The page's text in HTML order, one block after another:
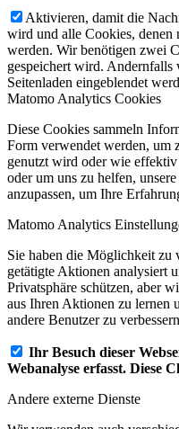
Aktivieren, damit die
wird und alle Cookies, denen
werden. Wir benötigen zwei
gespeichert wird.
Seitenladen eingeblendet
Matomo Analytics Cookies
Diese Cookies sammeln
Form verwendet werden, um
genutzt wird oder wie
oder um uns zu helfen,
anzupassen, um Ihre
Matomo Analytics
Sie haben die Möglichkeit zu
getätigte Aktionen analysiert
Privatsphäre schützen, aber
aus Ihren Aktionen zu lernen
andere Benutzer zu
Ihr Besuch dieser
Webanalyse erfasst. Diese
Andere externe Dienste